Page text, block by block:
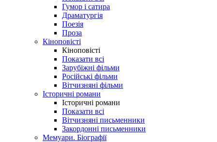
Гумор і сатира
Драматургія
Поезія
Проза
Кіноповісті
Кіноповісті
Показати всі
Зарубіжні фільми
Російські фільми
Вітчизняні фільми
Історичні романи
Історичні романи
Показати всі
Вітчизняні письменники
Закордонні письменники
Мемуари. Біографії